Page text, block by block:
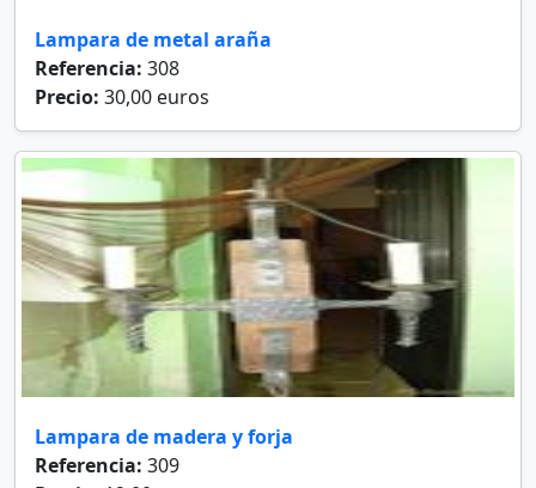
Lampara de metal araña
Referencia: 308
Precio: 30,00 euros
Lampara de madera y forja
Referencia: 309